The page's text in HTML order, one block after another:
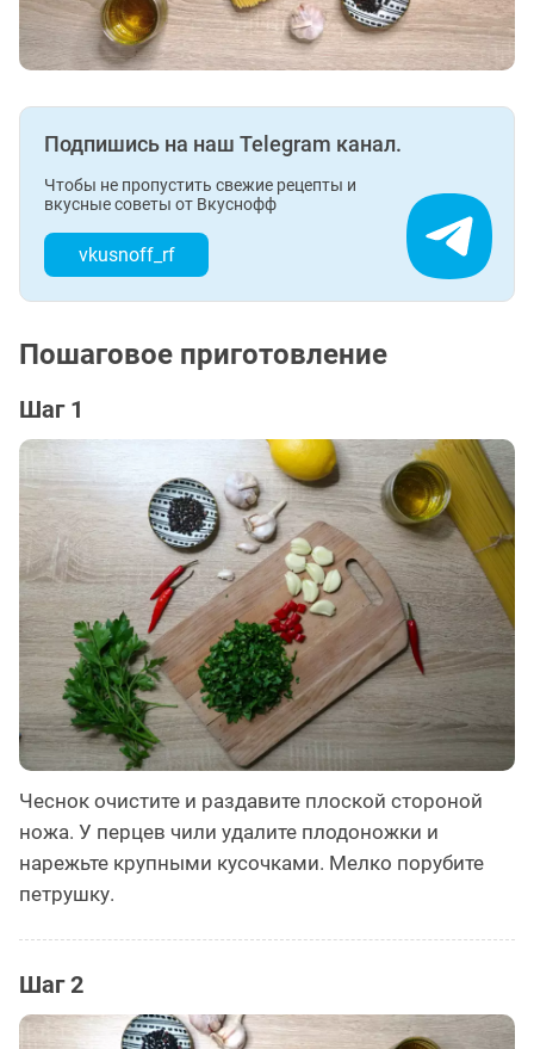
Подпишись на наш Telegram канал.
Чтобы не пропустить свежие рецепты и
вкусные советы от Вкуснофф
vkusnoff_rf
Пошаговое приготовление
Шаг 1
Чеснок очистите и раздавите плоской стороной
ножа. У перцев чили удалите плодоножки и
нарежьте крупными кусочками. Мелко порубите
петрушку.
Шаг 2